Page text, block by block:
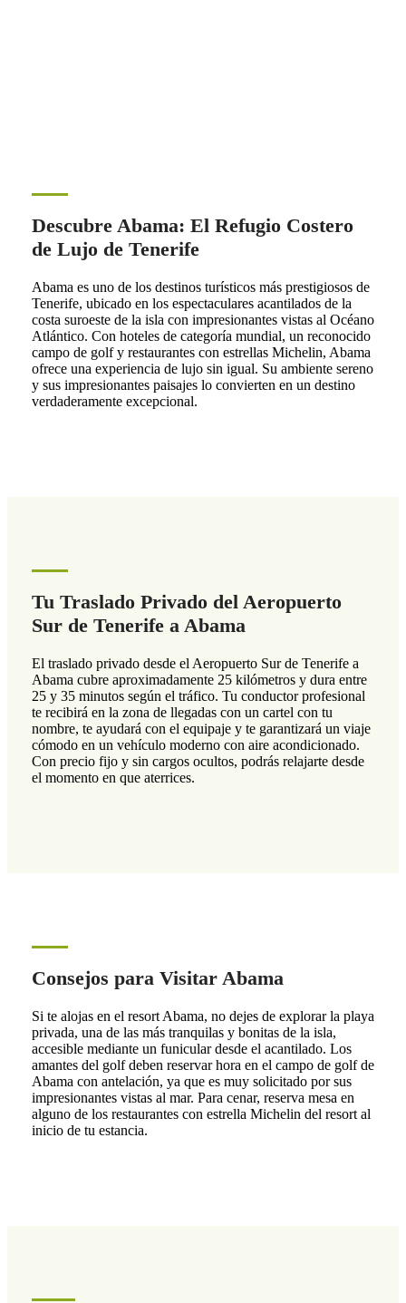
Descubre Abama: El Refugio Costero
de Lujo de Tenerife
Abama es uno de los destinos turísticos más prestigiosos de
Tenerife, ubicado en los espectaculares acantilados de la
costa suroeste de la isla con impresionantes vistas al Océano
Atlántico. Con hoteles de categoría mundial, un reconocido
campo de golf y restaurantes con estrellas Michelin, Abama
ofrece una experiencia de lujo sin igual. Su ambiente sereno
y sus impresionantes paisajes lo convierten en un destino
verdaderamente excepcional.
Tu Traslado Privado del Aeropuerto
Sur de Tenerife a Abama
El traslado privado desde el Aeropuerto Sur de Tenerife a
Abama cubre aproximadamente 25 kilómetros y dura entre
25 y 35 minutos según el tráfico. Tu conductor profesional
te recibirá en la zona de llegadas con un cartel con tu
nombre, te ayudará con el equipaje y te garantizará un viaje
cómodo en un vehículo moderno con aire acondicionado.
Con precio fijo y sin cargos ocultos, podrás relajarte desde
el momento en que aterrices.
Consejos para Visitar Abama
Si te alojas en el resort Abama, no dejes de explorar la playa
privada, una de las más tranquilas y bonitas de la isla,
accesible mediante un funicular desde el acantilado. Los
amantes del golf deben reservar hora en el campo de golf de
Abama con antelación, ya que es muy solicitado por sus
impresionantes vistas al mar. Para cenar, reserva mesa en
alguno de los restaurantes con estrella Michelin del resort al
inicio de tu estancia.